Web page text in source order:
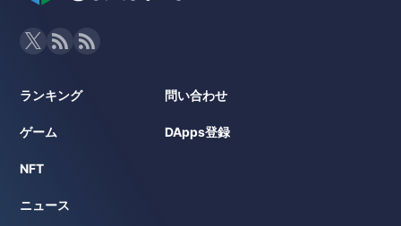
ランキング
ゲーム
NFT
ニュース
問い合わせ
DApps登録